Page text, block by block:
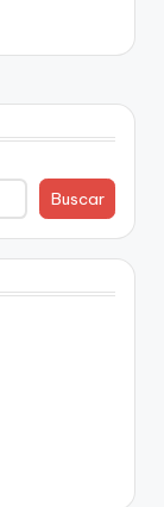
Buscar